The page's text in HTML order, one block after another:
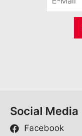
M
Social Media
Facebook